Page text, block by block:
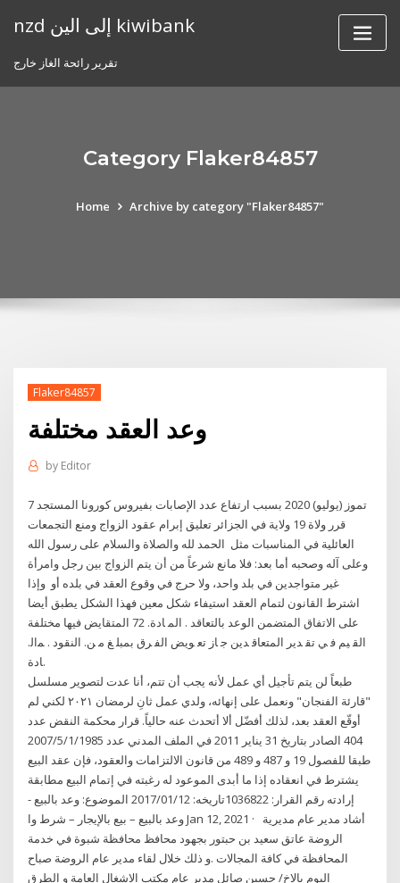
nzd إلى الين kiwibank
تقرير رائحة الغاز خارج
Category Flaker84857
Home Archive by category "Flaker84857"
Flaker84857
وعد العقد مختلفة
by Editor
7 تموز (يوليو) 2020 بسبب ارتفاع عدد الإصابات بفيروس كورونا المستجد
قرر ولاة 19 ولاية في الجزائر تعليق إبرام عقود الزواج ومنع التجمعات
العائلية في المناسبات مثل الحمد لله والصلاة والسلام على رسول الله
وعلى آله وصحبه أما بعد: فلا مانع شرعاً من أن يتم الزواج بين رجل وامرأة
غير متواجدين في بلد واحد، ولا حرج في وقوع العقد في بلده أو وإذا
اﺷﺘﺮط اﻟﻘﺎﻧﻮن ﻟﺘﻤﺎم اﻟﻌﻘﺪ اﺳﺘﻴﻔﺎء ﺷﻜﻞ ﻣﻌﻴﻦ ﻓﻬﺬا اﻟﺸﻜﻞ ﻳﻄﺒﻖ أﻳﻀﺎ
ﻋﻠﻰ اﻻﺗﻔﺎق اﻟﻤﺘﻀﻤﻦ اﻟﻮﻋﺪ ﺑﺎﻟﺘﻌﺎﻗﺪ . اﻟﻤ ﺎدة. 72 اﻟﻤﺘﻘﺎﻳﺾ ﻓﻴﻬﺎ ﻣﺨﺘﻠﻔﺔ
اﻟﻘ ﻴﻢ ﻓ ﻲ ﺗﻘ ﺪﻳﺮ اﻟﻤﺘﻌﺎﻗ ﺪﻳﻦ ﺟ ﺎز ﺗﻌ ﻮﻳﺾ اﻟﻔ ﺮق ﺑﻤﺒﻠ ﻎ ﻣ ﻦ. اﻟﻨﻘﻮد . ﻤاﻟ.
ﺎدة.
طبعاً لن يتم تأجيل أي عمل لأنه يجب أن تتم، أنا عدت لتصوير مسلسل
"قارئة الفنجان" ونعمل على إنهائه، ولدي عمل ثانِ لرمضان ٢٠٢١ لكني لم
أوقّع العقد بعد، لذلك أفضّل ألا أتحدث عنه حالياً. قرار محكمة النقض عدد
404 الصادر بتاريخ 31 يناير 2011 في الملف المدني عدد 2007/5/1/1985
طبقا للفصول 19 و 487 و 489 من قانون الالتزامات والعقود، فإن عقد البيع
يشترط في انعقاده إذا ما أبدى الموعود له رغبته في إتمام البيع مطابقة
إرادته رقم القرار: 1036822تاريخه: 2017/01/12 الموضوع: وعد بالبيع -
وعد بالبيع – بيع بالإيجار – شرط وا Jan 12, 2021 · أشاد مدير عام مديرية
الروضة عاتق سعيد بن حبتور بجهود محافظ محافظة شبوة في خدمة
المحافظة في كافة المجالات .و ذلك خلال لقاء مدير عام الروضة صباح
اليوم بالاخ/ حسين صائل مدير عام مكتب الاشغال العامة و الطرق